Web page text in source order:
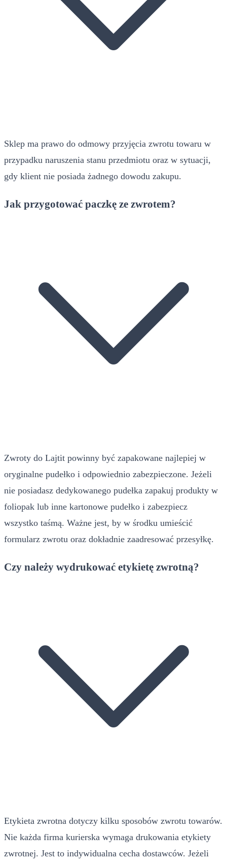
Sklep ma prawo do odmowy przyjęcia zwrotu towaru w
przypadku naruszenia stanu przedmiotu oraz w sytuacji,
gdy klient nie posiada żadnego dowodu zakupu.
Jak przygotować paczkę ze zwrotem?
Zwroty do Lajtit powinny być zapakowane najlepiej w
oryginalne pudełko i odpowiednio zabezpieczone. Jeżeli
nie posiadasz dedykowanego pudełka zapakuj produkty w
foliopak lub inne kartonowe pudełko i zabezpiecz
wszystko taśmą. Ważne jest, by w środku umieścić
formularz zwrotu oraz dokładnie zaadresować przesyłkę.
Czy należy wydrukować etykietę zwrotną?
Etykieta zwrotna dotyczy kilku sposobów zwrotu towarów.
Nie każda firma kurierska wymaga drukowania etykiety
zwrotnej. Jest to indywidualna cecha dostawców. Jeżeli